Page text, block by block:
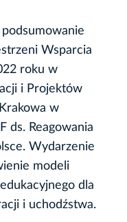
Wsparcia
roku w
i Projektów
w
ds. Reagowania
Wydarzenie
modeli
dla
i uchodźstwa.